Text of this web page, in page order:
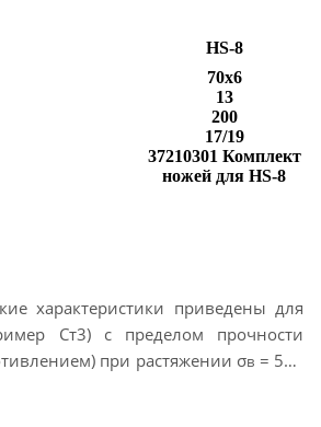
HS-8
70x6
13
200
17/19
37210301 Комплект
ножей для HS-8
характеристики приведены для
Ст3) с пределом прочности
при растяжении σв = 500
обрабатываемого материала